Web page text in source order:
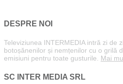
DESPRE NOI
Televiziunea INTERMEDIA intră zi de
botoșănenilor și nemțenilor cu o grilă
emisiuni pentru toate gusturile. Mai
SC INTER MEDIA SRL